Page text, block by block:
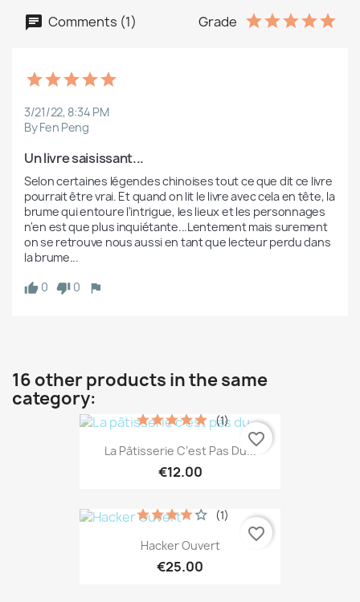
Comments (1) Grade
3/21/22, 8:34 PM
By Fen Peng
Un livre saisissant...
Selon certaines légendes chinoises tout ce que dit ce livre
pourrait être vrai. Et quand on lit le livre avec cela en tête, la
brume qui entoure l'intrigue, les lieux et les personnages
n'en est que plus inquiétante...Lentement mais surement
on se retrouve nous aussi en tant que lecteur perdu dans
la brume...
0
0
16 other products in the same
category:
La Pâtisserie C’est Pas Du...
€12.00
(1)
favorite_border
Hacker Ouvert
€25.00
(1)
favorite_border